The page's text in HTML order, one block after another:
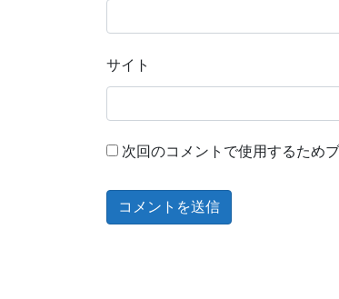
サイト
次回のコメントで使用するため